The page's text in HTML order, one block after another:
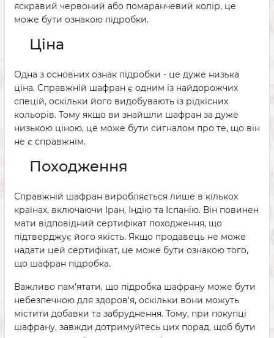
яскравий червоний або помаранчевий колір, це
може бути ознакою підробки.
Ціна
Одна з основних ознак підробки - це дуже низька
ціна. Справжній шафран є одним із найдорожчих
спецій, оскільки його видобувають із рідкісних
кольорів. Тому якщо ви знайшли шафран за дуже
низькою ціною, це може бути сигналом про те, що він
не є справжнім.
Походження
Справжній шафран виробляється лише в кількох
країнах, включаючи Іран, Індію та Іспанію. Він повинен
мати відповідний сертифікат походження, що
підтверджує його якість. Якщо продавець не може
надати цей сертифікат, це може бути ознакою того,
що шафран підробка.
Важливо пам'ятати, що підробка шафрану може бути
небезпечною для здоров'я, оскільки вони можуть
містити добавки та забруднення. Тому, при покупці
шафрану, завжди дотримуйтесь цих порад, щоб бути